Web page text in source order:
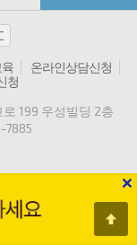
온라인상담신청
청
199 우성빌딩 2층
7885